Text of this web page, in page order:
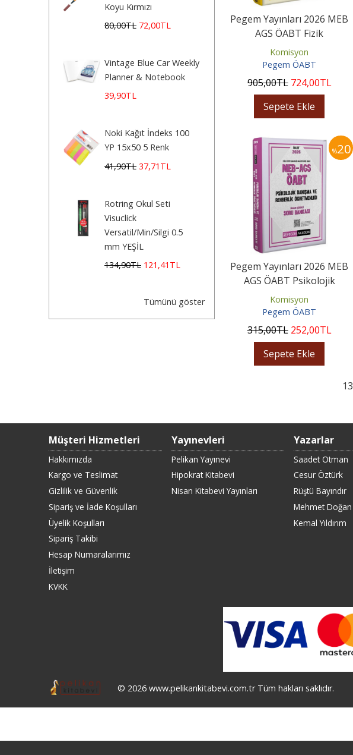
Koyu Kırmızı
80,00TL 72,00TL
Vintage Blue Car Weekly
Planner & Notebook
39,90TL
Noki Kağıt İndeks 100
YP 15x50 5 Renk
41,90TL 37,71 TL
Rotring Okul Seti
Visuclick
Versatil/Min/Silgi 0.5
mm YEŞİL
134,90TL 121 ,41 TL
Tümünü göster
Pegem Yayınları 2026 MEB
AGS ÖABT Fizik
Öğretmenliği Konu
Anlatımlı
Komisyon
Pegem ÖABT
905,00TL 724,00TL
Sepete Ekle
%20
Pegem Yayınları 2026 MEB
AGS ÖABT Psikolojik
Danışma ve Rehberlik
Tamamı...
Komisyon
Pegem ÖABT
315,00TL 252,00TL
Sepete Ekle
Müşteri Hizmetleri
Hakkımızda
Kargo ve Teslimat
Gizlilik ve Güvenlik
Sipariş ve İade Koşulları
Üyelik Koşulları
Sipariş Takibi
Hesap Numaralarımız
İletişim
KVKK
Yayınevleri
Pelikan Yayınevi
Hipokrat Kitabevi
Nisan Kitabevi Yayınları
Yazarlar
Saadet Otman
Cesur Öztürk
Rüştü Bayındır
Mehmet Doğan
Kemal Yıldırım
© 2026 www.pelikankitabevi.com.tr Tüm hakları saklıdır.